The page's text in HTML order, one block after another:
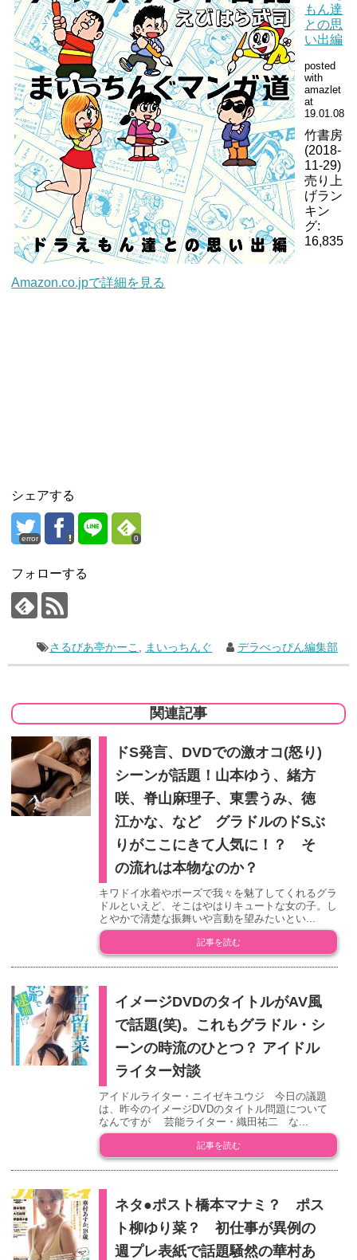
もん達
との思
い出編
posted
with
amazlet
at
19.01.08
竹書房
(2018-
11-29)
売り上
げラン
キン
グ:
16,835
Amazon.co.jpで詳細を見る
シェアする
error 0
フォローする
さるびあ亭かーこ まいっちんぐ デラべっぴん編集部
関連記事
ドS発言、DVDでの激オコ(怒り)
シーンが話題！山本ゆう、緒方
咲、脊山麻理子、東雲うみ、徳
江かな、など グラドルのドSぶ
りがここにきて人気に！？ そ
の流れは本物なのか？
キワドイ水着やポーズで我々を魅了してくれるグラ
ドルといえど、そこはやはりキュートな女の子。し
とやかで清楚な振舞いや言動を望みたいとい...
記事を読む
イメージDVDのタイトルがAV風
で話題(笑)。これもグラドル・シ
ーンの時流のひとつ？ アイドル
ライター対談
アイドルライター・ニイゼキユウジ 今日の議題
は、昨今のイメージDVDのタイトル問題について
なんですが 芸能ライター・織田祐二 な...
記事を読む
ネタ●ポスト橋本マナミ？ ポス
ト柳ゆり菜？ 初仕事が異例の
週プレ表紙で話題騒然の華村あ